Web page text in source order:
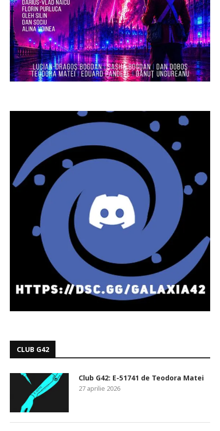
CLUB G42
Club G42: E-51741 de Teodora Matei
27 aprilie 2026